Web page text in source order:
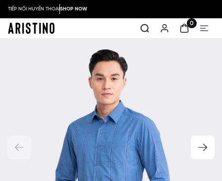
TIẾP NỐI HUYỀN THOẠISHOP NOW
0